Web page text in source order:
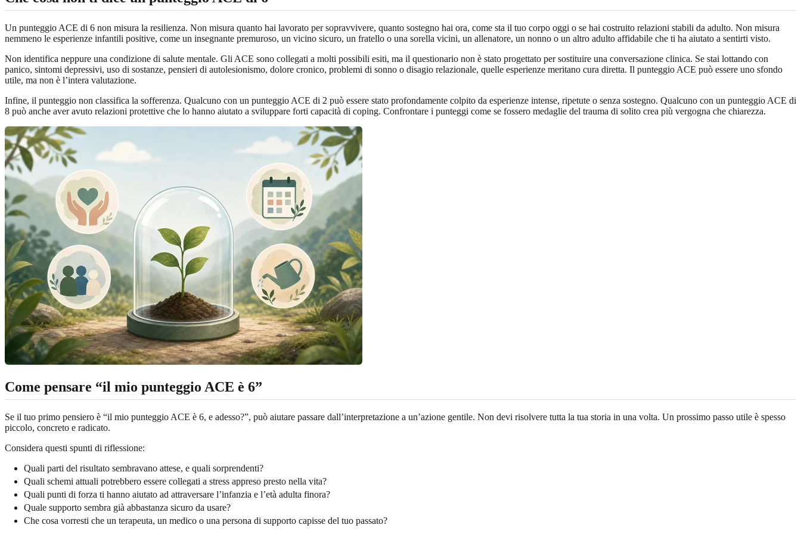
Un punteggio ACE di 6 non misura la resilienza. Non misura quanto hai lavorato per sopravvivere, quanto sostegno hai ora, come sta il tuo corpo oggi o se hai costruito relazioni stabili da adulto. Non misura
nemmeno le esperienze infantili positive, come un insegnante premuroso, un vicino sicuro, un fratello o una sorella vicini, un allenatore, un nonno o un altro adulto affidabile che ti ha aiutato a sentirti visto.
Non identifica neppure una condizione di salute mentale. Gli ACE sono collegati a molti possibili esiti, ma il questionario non è stato progettato per sostituire una conversazione clinica. Se stai lottando con
panico, sintomi depressivi, uso di sostanze, pensieri di autolesionismo, dolore cronico, problemi di sonno o disagio relazionale, quelle esperienze meritano cura diretta. Il punteggio ACE può essere uno sfondo
utile, ma non è l’intera valutazione.
Infine, il punteggio non classifica la sofferenza. Qualcuno con un punteggio ACE di 2 può essere stato profondamente colpito da esperienze intense, ripetute o senza sostegno. Qualcuno con un punteggio ACE di
8 può anche aver avuto relazioni protettive che lo hanno aiutato a sviluppare forti capacità di coping. Confrontare i punteggi come se fossero medaglie del trauma di solito crea più vergogna che chiarezza.
Come pensare “il mio punteggio ACE è 6”
Se il tuo primo pensiero è “il mio punteggio ACE è 6, e adesso?”, può aiutare passare dall’interpretazione a un’azione gentile. Non devi risolvere tutta la tua storia in una volta. Un prossimo passo utile è spesso
piccolo, concreto e radicato.
Considera questi spunti di riflessione:
Quali parti del risultato sembravano attese, e quali sorprendenti?
Quali schemi attuali potrebbero essere collegati a stress appreso presto nella vita?
Quali punti di forza ti hanno aiutato ad attraversare l’infanzia e l’età adulta finora?
Quale supporto sembra già abbastanza sicuro da usare?
Che cosa vorresti che un terapeuta, un medico o una persona di supporto capisse del tuo passato?